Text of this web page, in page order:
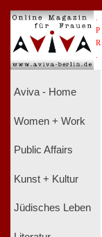
P
R
Aviva - Home
Women + Work
Public Affairs
Kunst + Kultur
Jüdisches Leben